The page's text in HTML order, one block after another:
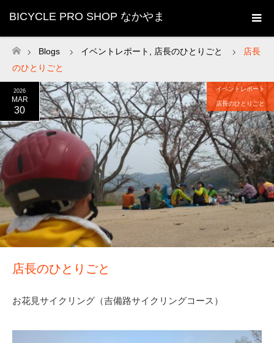
BICYCLE PRO SHOP なかやま
ホーム
Blogs イベントレポート 店長のひとりごと
店長
のひとりごと
2026
MAR
30
イベントレポート
店長のひとりごと
店長のひとりごと
お花見サイクリング（吉備路サイクリングコース）